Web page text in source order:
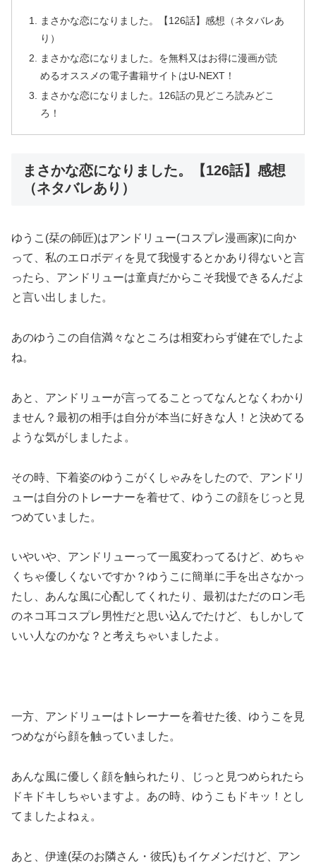
まさかな恋になりました。【126話】感想（ネタバレあ
り）
まさかな恋になりました。を無料又はお得に漫画が読
めるオススメの電子書籍サイトはU-NEXT！
まさかな恋になりました。126話の見どころ読みどこ
ろ！
まさかな恋になりました。【126話】感想
（ネタバレあり）
ゆうこ(栞の師匠)はアンドリュー(コスプレ漫画家)に向か
って、私のエロボディを見て我慢するとかあり得ないと言
ったら、アンドリューは童貞だからこそ我慢できるんだよ
と言い出しました。
あのゆうこの自信満々なところは相変わらず健在でしたよ
ね。
あと、アンドリューが言ってることってなんとなくわかり
ません？最初の相手は自分が本当に好きな人！と決めてる
ような気がしましたよ。
その時、下着姿のゆうこがくしゃみをしたので、アンドリ
ューは自分のトレーナーを着せて、ゆうこの顔をじっと見
つめていました。
いやいや、アンドリューって一風変わってるけど、めちゃ
くちゃ優しくないですか？ゆうこに簡単に手を出さなかっ
たし、あんな風に心配してくれたり、最初はただのロン毛
のネコ耳コスプレ男性だと思い込んでたけど、もしかして
いい人なのかな？と考えちゃいましたよ。
一方、アンドリューはトレーナーを着せた後、ゆうこを見
つめながら顔を触っていました。
あんな風に優しく顔を触られたり、じっと見つめられたら
ドキドキしちゃいますよ。あの時、ゆうこもドキッ！とし
てましたよねぇ。
あと、伊達(栞のお隣さん・彼氏)もイケメンだけど、アン